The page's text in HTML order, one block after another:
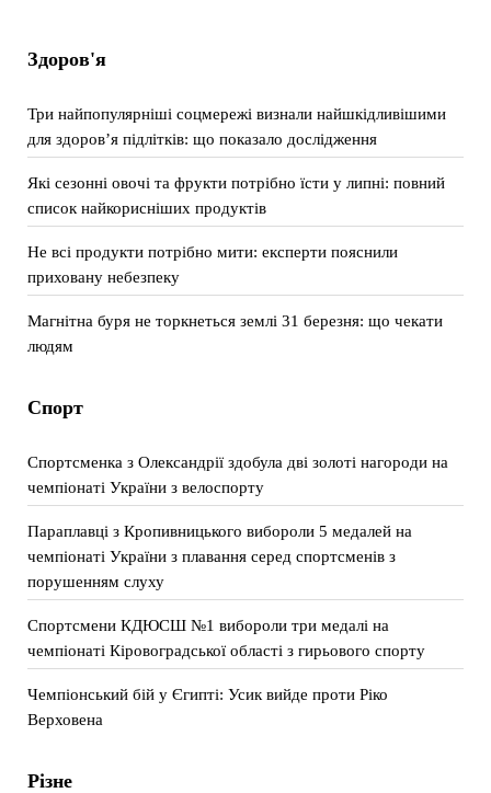
Здоров'я
Три найпопулярніші соцмережі визнали найшкідливішими
для здоров’я підлітків: що показало дослідження
Які сезонні овочі та фрукти потрібно їсти у липні: повний
список найкорисніших продуктів
Не всі продукти потрібно мити: експерти пояснили
приховану небезпеку
Магнітна буря не торкнеться землі 31 березня: що чекати
людям
Спорт
Спортсменка з Олександрії здобула дві золоті нагороди на
чемпіонаті України з велоспорту
Параплавці з Кропивницького вибороли 5 медалей на
чемпіонаті України з плавання серед спортсменів з
порушенням слуху
Спортсмени КДЮСШ №1 вибороли три медалі на
чемпіонаті Кіровоградської області з гирьового спорту
Чемпіонський бій у Єгипті: Усик вийде проти Ріко
Верховена
Різне